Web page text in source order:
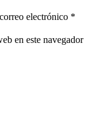
electrónico *
en este navegador